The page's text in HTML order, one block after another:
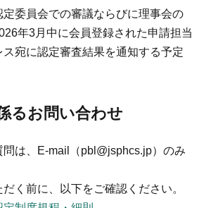
定委員会での審議ならびに理事会の
年3月中に会員登録された申請担当
宛に認定審査結果を通知する予定
るお問い合わせ
問は、E-mail（pbl@jsphcs.jp）のみ
く前に、以下をご確認ください。